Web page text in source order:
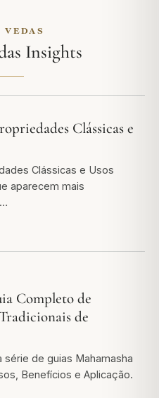
VEDAS
Insights
Clássicas e
Clássicas e Usos
aparecem mais
Completo de
de
de guias Mahamasha
Benefícios e Aplicação.